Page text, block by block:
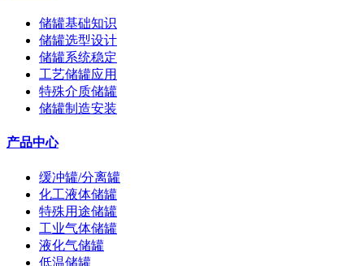
储罐基础知识
储罐选型设计
储罐系统稳定
工艺储罐应用
特殊介质储罐
储罐制造安装
产品中心
缓冲罐/分离罐
化工液体储罐
特殊用途储罐
工业气体储罐
液化气储罐
低温储罐